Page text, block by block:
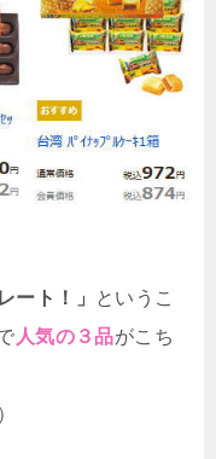
ート！」
というこ
人気の３品がこち